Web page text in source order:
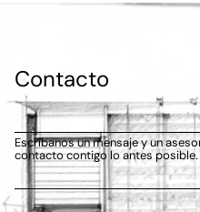
Contacto
Escríbanos un mensaje y un
contacto contigo lo antes posible.